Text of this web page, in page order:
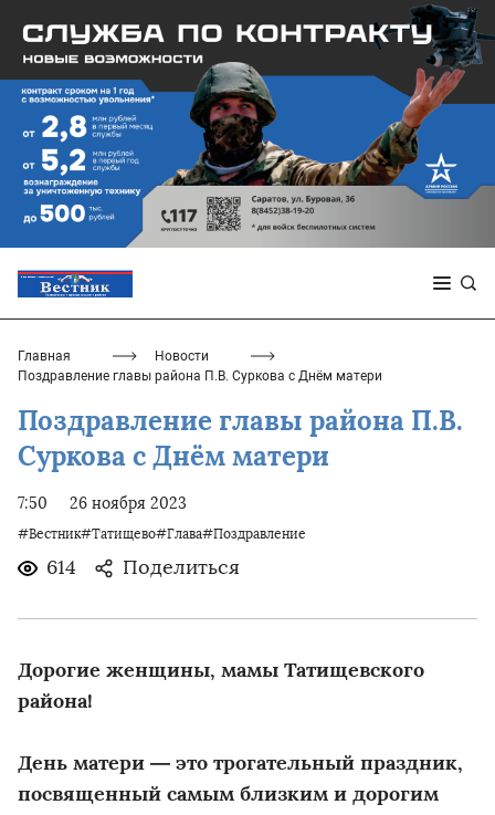
Главная
Новости
Поздравление главы района П.В. Суркова с Днём матери
Поздравление главы района П.В.
Суркова с Днём матери
7:50 26 ноября 2023
#Вестник#Татищево#Глава#Поздравление
614 Поделиться
Дорогие женщины, мамы Татищевского
района!
День матери — это трогательный праздник,
посвященный самым близким и дорогим